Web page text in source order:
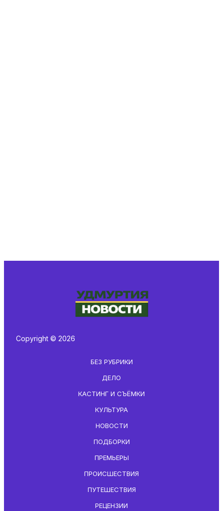
Copyright © 2026
БЕЗ РУБРИКИ
ДЕЛО
КАСТИНГ И СЪЁМКИ
КУЛЬТУРА
НОВОСТИ
ПОДБОРКИ
ПРЕМЬЕРЫ
ПРОИСШЕСТВИЯ
ПУТЕШЕСТВИЯ
РЕЦЕНЗИИ